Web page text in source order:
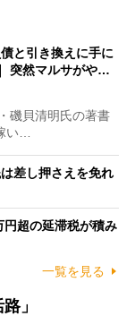
と引き換えに手に
突然マルサがや…
磯貝清明氏の著書
い…
差し押さえを免れ
超の延滞税が積み
一覧を見る
」